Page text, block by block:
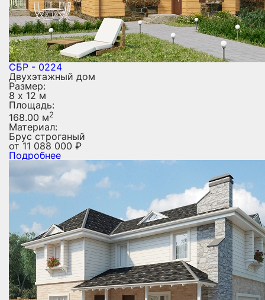
СБР - 0224
Двухэтажный дом
Размер:
8 х 12 м
Площадь:
168.00 м2
Материал:
Брус строганый
от11 088 000 ₽
Подробнее